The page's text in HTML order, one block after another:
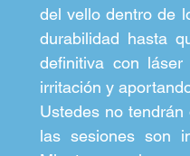
del vello dentro de
durabilidad hasta
definitiva con
irritación y
Ustedes no
las sesiones son